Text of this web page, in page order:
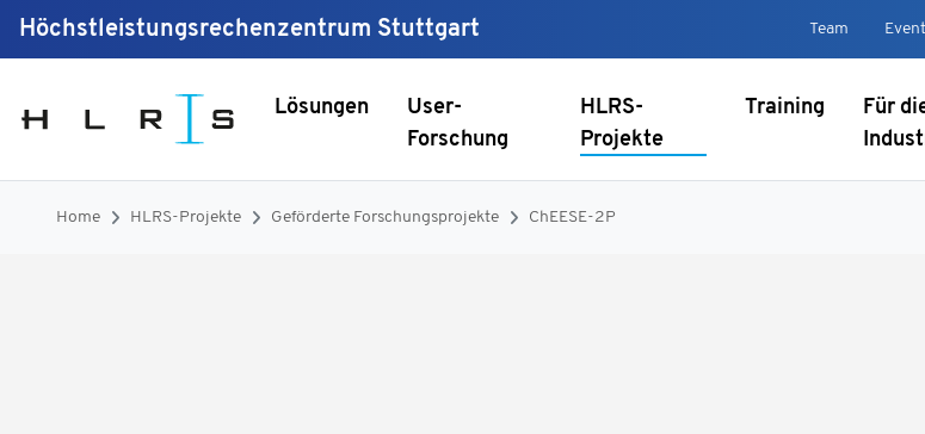
Höchstleistungsrechenzentrum Stuttgart Team
Lösungen
User-
Forschung
HLRS-
Projekte
Training
Für
Home HLRS-Projekte Geförderte Forschungsprojekte ChEESE-2P